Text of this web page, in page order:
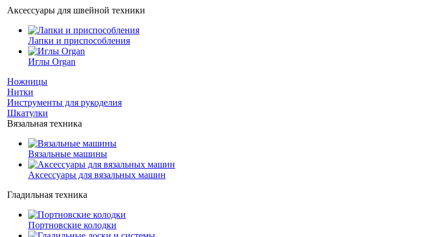
Аксессуары для швейной техники
Лапки и приспособления
Иглы Organ
Ножницы
Нитки
Инструменты для рукоделия
Шкатулки
Вязальная техника
Вязальные машины
Аксессуары для вязальных машин
Гладильная техника
Портновские колодки